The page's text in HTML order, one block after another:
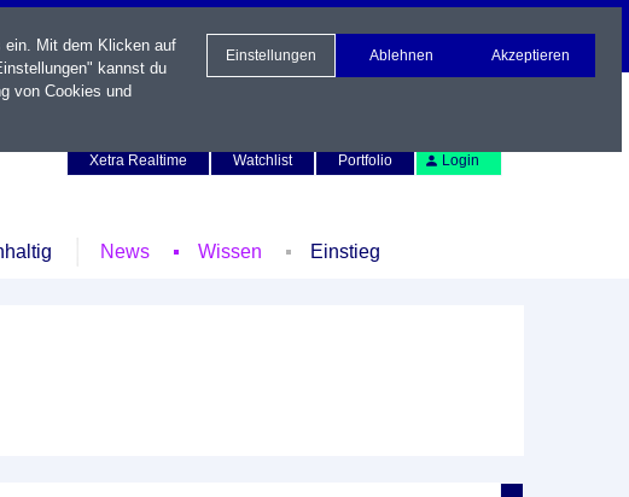
Xetra Realtime
Watchlist Portfolio Login
News Wissen Einstieg
ein. Mit dem Klicken auf
kannst du
von Cookies und
Einstellungen Ablehnen Akzeptieren